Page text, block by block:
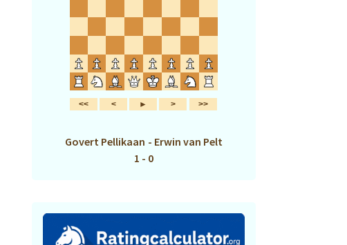
Govert Pellikaan - Erwin van Pelt
1 - 0